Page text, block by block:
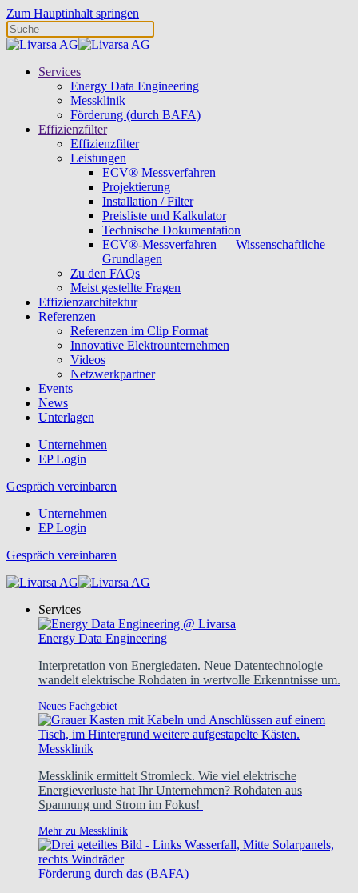
Zum Hauptinhalt springen
Services
Energy Data Engineering
Messklinik
Förderung (durch BAFA)
Effizienzfilter
Effizienzfilter
Leistungen
ECV® Messverfahren
Projektierung
Installation / Filter
Preisliste und Kalkulator
Technische Dokumentation
ECV®-Messverfahren — Wissenschaftliche
Grundlagen
Zu den FAQs
Meist gestellte Fragen
Effizienzarchitektur
Referenzen
Referenzen im Clip Format
Innovative Elektrounternehmen
Videos
Netzwerkpartner
Events
News
Unterlagen
Unternehmen
EP Login
Gespräch vereinbaren
Unternehmen
EP Login
Gespräch vereinbaren
Services
Energy Data Engineering
Interpretation von Energiedaten. Neue Datentechnologie
wandelt elektrische Rohdaten in wertvolle Erkenntnisse um.
Neues Fachgebiet
Messklinik
Messklinik ermittelt Stromleck. Wie viel elektrische
Energieverluste hat Ihr Unternehmen? Rohdaten aus
Spannung und Strom im Fokus!
Mehr zu Messklinik
Förderung durch das (BAFA)